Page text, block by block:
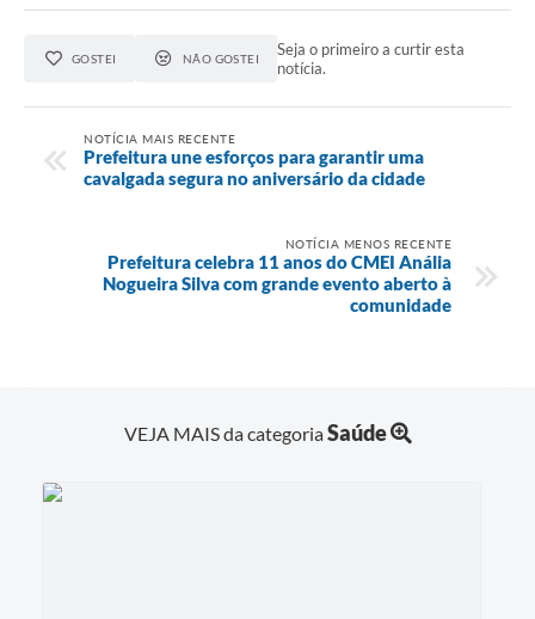
GOSTEI NÃO GOSTEI
Seja o primeiro a curtir esta
notícia.
NOTÍCIA MAIS RECENTE
Prefeitura une esforços para garantir uma
cavalgada segura no aniversário da cidade
NOTÍCIA MENOS RECENTE
Prefeitura celebra 11 anos do CMEI Anália
Nogueira Silva com grande evento aberto à
comunidade
VEJA MAIS da categoriaSaúde